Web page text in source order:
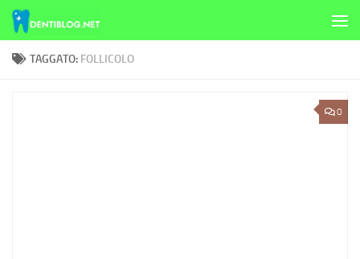
Skip to content
TAGGATO: FOLLICOLO
0